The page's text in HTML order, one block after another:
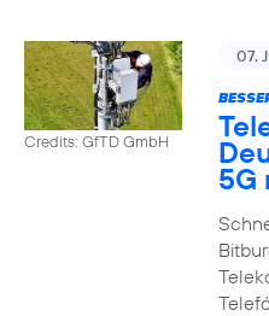
Credits: GfTD GmbH
07.
5G